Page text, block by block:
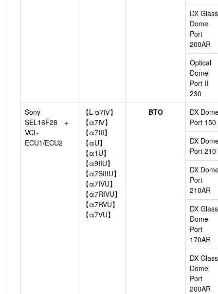
DX Glass
Dome
Port
200AR
Optical
Dome
Port II
230
Sony
SEL16F28 +
VCL-
ECU1/ECU2
【L-α7Ⅳ】
【α7Ⅳ】
【α7III】
【αU】
【α1U】
【α9IIU】
【α7SIIIU】
【α7IVU】
【α7RIVU】
【α7RVU】
【α7VU】
BTO
DX
Port 150
DX
Port 210
DX
Port
210AR
DX Glass
Dome
Port
170AR
DX Glass
Dome
Port
200AR